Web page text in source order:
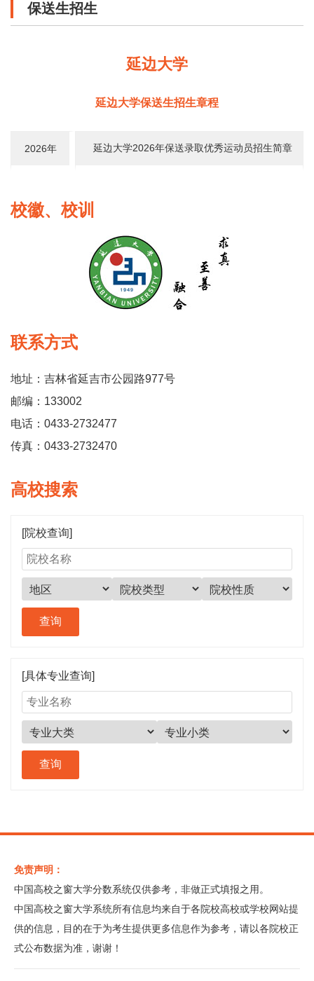
保送生招生
延边大学
延边大学保送生招生章程
2026年 延边大学2026年保送录取优秀运动员招生简章
校徽、校训
联系方式
地址：吉林省延吉市公园路977号
邮编：133002
电话：0433-2732477
传真：0433-2732470
高校搜索
[院校查询]
[具体专业查询]
免责声明：
中国高校之窗大学分数系统仅供参考，非做正式填报之用。
中国高校之窗大学系统所有信息均来自于各院校高校或学校网站提
供的信息，目的在于为考生提供更多信息作为参考，请以各院校正
式公布数据为准，谢谢！